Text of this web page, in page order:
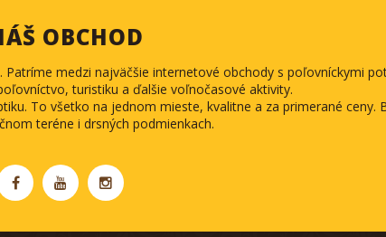
OBCHOD
medzi najväčšie internetové obchody s poľovníckymi
turistiku a ďalšie voľnočasové aktivity.
To všetko na jednom mieste, kvalitne a za primerané
teréne i drsných podmienkach.